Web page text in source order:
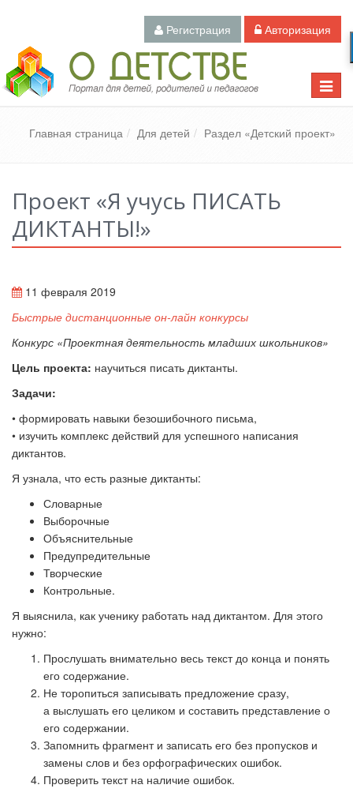
Регистрация Авторизация
Toggle
Педагогический портал «О детстве»
Главная страница Для детей Раздел «Детский проект»
Проект «Я учусь ПИСАТЬ
ДИКТАНТЫ!»
11 февраля 2019
Быстрые дистанционные он-лайн конкурсы
Конкурс «Проектная деятельность младших школьников»
Цель проекта: научиться писать диктанты.
Задачи:
• формировать навыки безошибочного письма,
• изучить комплекс действий для успешного написания
диктантов.
Я узнала, что есть разные диктанты:
Словарные
Выборочные
Объяснительные
Предупредительные
Творческие
Контрольные.
Я выяснила, как ученику работать над диктантом. Для этого
нужно:
Прослушать внимательно весь текст до конца и понять
его содержание.
Не торопиться записывать предложение сразу,
а выслушать его целиком и составить представление о
его содержании.
Запомнить фрагмент и записать его без пропусков и
замены слов и без орфографических ошибок.
Проверить текст на наличие ошибок.